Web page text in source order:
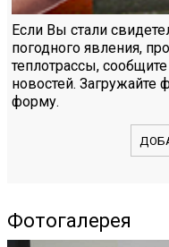
Если Вы стали
погодного явления,
теплотрассы,
новостей. Загружайте
форму.
Фотогалерея